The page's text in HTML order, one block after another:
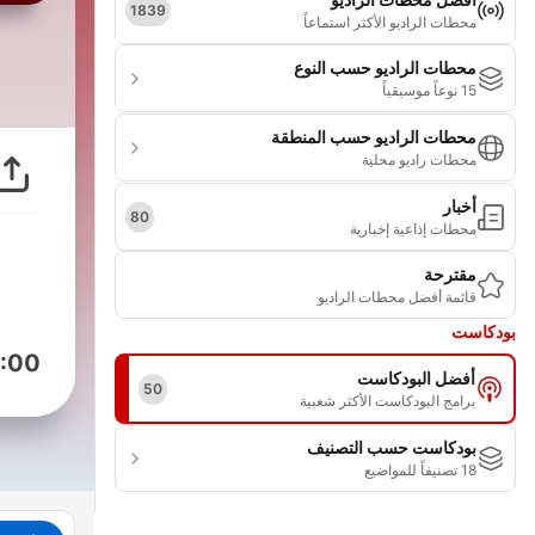
محطات الراديو الأكثر استماعاً
1839
محطات الراديو حسب النوع
15 نوعاً موسيقياً
محطات الراديو حسب المنطقة
محطات راديو محلية
أخبار
محطات إذاعية إخبارية
80
مقترحة
قائمة أفضل محطات الراديو
بودكاست
أفضل البودكاست
برامج البودكاست الأكثر شعبية
50
بودكاست حسب التصنيف
18 تصنيفاً للمواضيع